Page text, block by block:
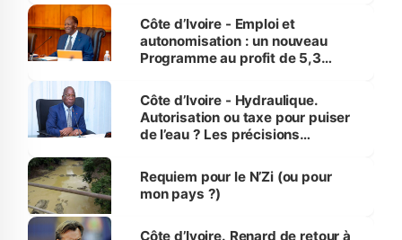
et Yamoussoukro
Côte d’Ivoire - Emploi et
autonomisation : un nouveau
Programme au profit de 5,3
Côte d’Ivoire - Hydraulique.
Autorisation ou taxe pour puiser
de l’eau ? Les précisions
Requiem pour le N’Zi (ou pour
mon pays ?)
Côte d’Ivoire. Renard de retour à